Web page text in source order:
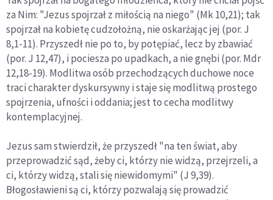
za Nim: "Jezus spojrzał z miłością na niego" (Mk 10,21); tak
spojrzał na kobietę cudzołożną, nie oskarżając jej (por. J
8,1-11). Przyszedł nie po to, by potępiać, lecz by zbawiać
(por. J 12,47), i pociesza po upadkach, a nie gnębi (por. Mdr
12,18-19). Modlitwa osób przechodzących duchowe noce
traci charakter dyskursywny i staje się modli­twą prostego
spojrzenia, ufności i oddania; jest to cecha mo­dlitwy
kontemplacyjnej.
Jezus sam stwierdził, że przyszedł "na ten świat, aby
przepro­wadzić sąd, żeby ci, którzy nie widzą, przejrzeli, a
ci, którzy wi­dzą, stali się niewidomymi" (J 9,39).
Błogosławieni są ci, którzy pozwalają się prowadzić